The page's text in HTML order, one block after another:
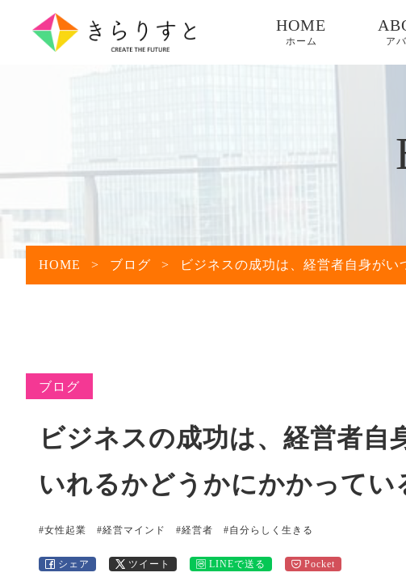
HOME
ホーム ア
HOME > ブログ > ビジネスの成功は、経営者自身が
ブログ
ビジネスの成功は、経営者自
いれるかどうかにかかってい
#女性起業 #経営マインド #経営者 #自分らしく生きる
シェア ツイート LINEで送る Pocket